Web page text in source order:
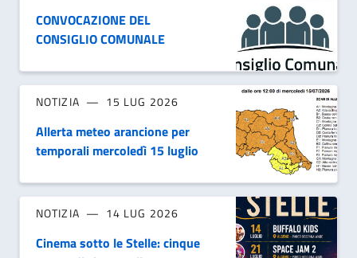
CONVOCAZIONE DEL
CONSIGLIO COMUNALE
NOTIZIA 15 LUG 2026
Allerta meteo arancione per
temporali mercoledì 15 luglio
NOTIZIA 14 LUG 2026
Cinema sotto le Stelle: cinque